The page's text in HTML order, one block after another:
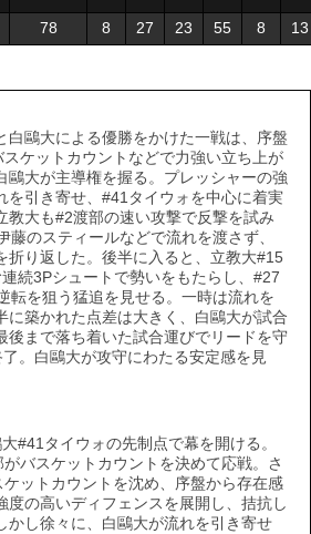
78 8 27 23 55 8 13
白鷗大による優勝をかけた一戦は、序盤
ケットカウントなどで力強い立ち上が
鷗大が主導権を握る。プレッシャーの強
を引き寄せ、#41タイウォを中心に着実
教大も#2渡部の速い攻撃で反撃を試み
藤のスティールなどで流れを渡さず、
折り返した。後半に入ると、立教大#15
続3Pシュートで勢いをもたらし、#27
転を狙う猛追を見せる。一時は流れを
に築かれた点差は大きく、白鷗大が試合
後まで落ち着いた試合運びでリードを守
。白鷗大が攻守にわたる安定感を見
#41タイウォの先制点で幕を開ける。
バスケットカウントを決めて応戦。さ
ットカウントを沈め、序盤から存在感
度の高いディフェンスを展開し、拮抗し
かし徐々に、白鷗大が流れを引き寄せ